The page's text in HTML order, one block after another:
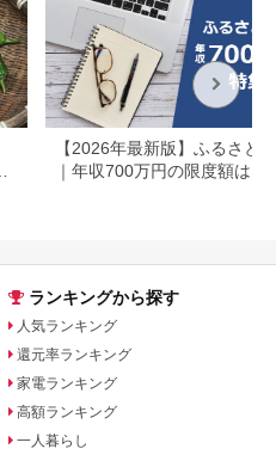
【2026年最新版】ふるさと
｜年収700万円の限度額はい
ランキングから探す
人気ランキング
還元率ランキング
家電ランキング
高額ランキング
一人暮らし